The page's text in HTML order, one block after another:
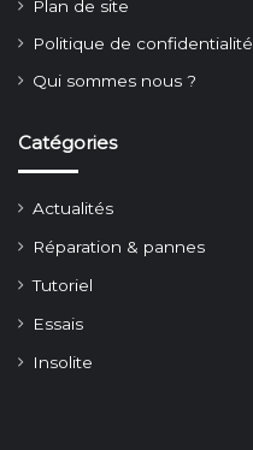
Plan de site
Politique de confidentialité
Qui sommes nous ?
Catégories
Actualités
Réparation & pannes
Tutoriel
Essais
Insolite